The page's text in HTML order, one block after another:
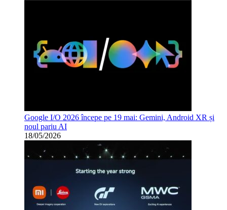
Google I/O 2026 începe pe 19 mai: Gemini, Android XR și
noul pariu AI
18/05/2026